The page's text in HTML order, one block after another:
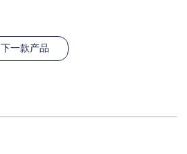
下一款产品